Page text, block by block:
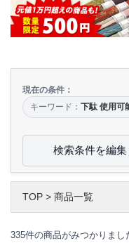
現在の条件：
キーワード： 下駄 使用可
検索条件を編集
TOP > 商品一覧
335件の商品がみつかりまし